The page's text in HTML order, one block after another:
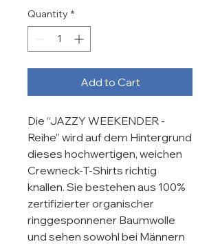
Quantity *
Add to Cart
Die “JAZZY WEEKENDER -
Reihe” wird auf dem Hintergrund
dieses hochwertigen, weichen
Crewneck-T-Shirts richtig
knallen. Sie bestehen aus 100%
zertifizierter organischer
ringgesponnener Baumwolle
und sehen sowohl bei Männern